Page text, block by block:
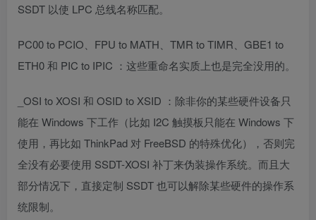
SSDT 以使 LPC 总线名称匹配。
PC00 to PCIO、FPU to MATH、TMR to TIMR、GBE1 to
ETH0 和 PIC to IPIC ：这些重命名实质上也是完全没用的。
_OSI to XOSI 和 OSID to XSID ：除非你的某些硬件设备只
能在 Windows 下工作（比如 I2C 触摸板只能在 Windows 下
使用，再比如 ThinkPad 对 FreeBSD 的特殊优化），否则完
全没有必要使用 SSDT-XOSI 补丁来伪装操作系统。而且大
部分情况下，直接定制 SSDT 也可以解除某些硬件的操作系
统限制。